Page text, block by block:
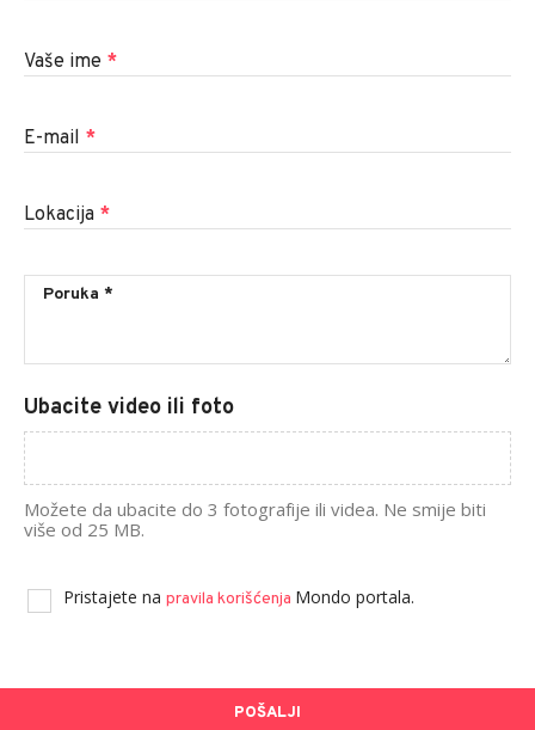
Vaše ime *
E-mail *
Lokacija *
Ubacite video ili foto
Možete da ubacite do 3 fotografije ili videa. Ne smije biti
više od 25 MB.
Pristajete na pravila korišćenja Mondo portala.
POŠALJI